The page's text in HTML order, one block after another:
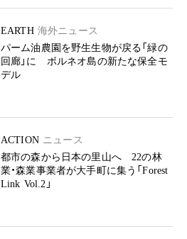
EARTH 海外ニュース
パーム油農園を野生生物が戻る「緑の
回廊」に ボルネオ島の新たな保全モ
デル
ACTION ニュース
都市の森から日本の里山へ 22の林
業・森業事業者が大手町に集う「Forest
Link Vol.2」